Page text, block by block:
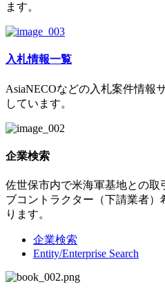
ます。
入札情報一覧
AsiaNECOなどの入札案件情報
しています。
企業検索
佐世保市内で米海軍基地との
ブコントラクター（下請業者
ります。
企業検索
Entity/Enterprise Search